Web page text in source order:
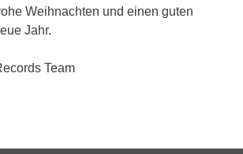
Weihnachten und einen guten
Jahr.
Team